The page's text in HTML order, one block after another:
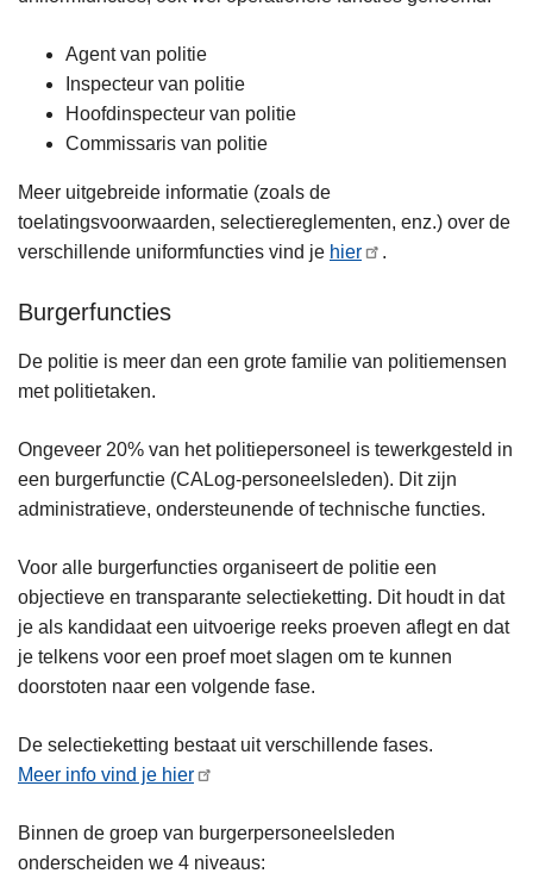
Agent van politie
Inspecteur van politie
Hoofdinspecteur van politie
Commissaris van politie
Meer uitgebreide informatie (zoals de
toelatingsvoorwaarden, selectiereglementen, enz.) over de
verschillende uniformfuncties vind je hier .
Burgerfuncties
De politie is meer dan een grote familie van politiemensen
met politietaken.
Ongeveer 20% van het politiepersoneel is tewerkgesteld in
een burgerfunctie (CALog-personeelsleden). Dit zijn
administratieve, ondersteunende of technische functies.
Voor alle burgerfuncties organiseert de politie een
objectieve en transparante selectieketting. Dit houdt in dat
je als kandidaat een uitvoerige reeks proeven aflegt en dat
je telkens voor een proef moet slagen om te kunnen
doorstoten naar een volgende fase.
De selectieketting bestaat uit verschillende fases.
Meer info vind je hier
Binnen de groep van burgerpersoneelsleden
onderscheiden we 4 niveaus: